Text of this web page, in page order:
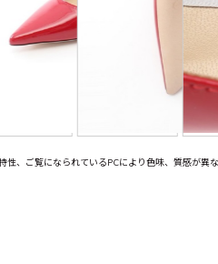
、ご覧になられているPCにより色味、質感が異